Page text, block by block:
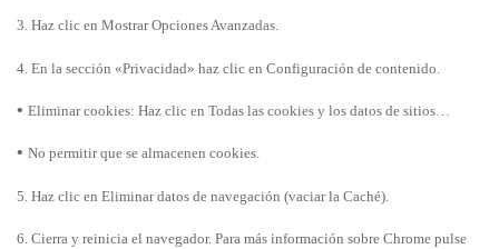
3. Haz clic en Mostrar Opciones Avanzadas.
4. En la sección «Privacidad» haz clic en Configuración de contenido.
• Eliminar cookies: Haz clic en Todas las cookies y los datos de sitios…
• No permitir que se almacenen cookies.
5. Haz clic en Eliminar datos de navegación (vaciar la Caché).
6. Cierra y reinicia el navegador. Para más información sobre Chrome pulse